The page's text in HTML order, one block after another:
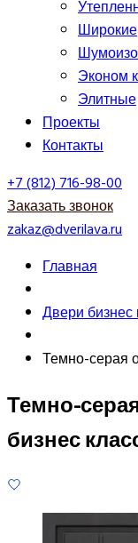
Широкие
Эконом
Элитные
Проекты
Контакты
+7 (812) 716-98-00
Заказать звонок
zakaz@dverilava.ru
Главная
Двери бизнес
Темно-серая
Темно-
бизнес